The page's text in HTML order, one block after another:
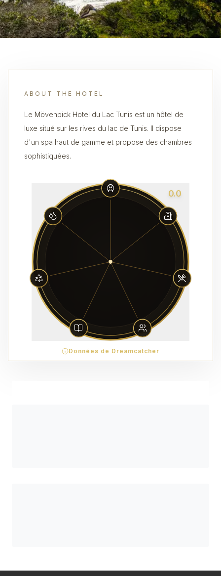
ABOUT THE HOTEL
Le Mövenpick Hotel du Lac Tunis est un hôtel de
luxe situé sur les rives du lac de Tunis. Il dispose
d'un spa haut de gamme et propose des chambres
sophistiquées.
0.0
Données de Dreamcatcher